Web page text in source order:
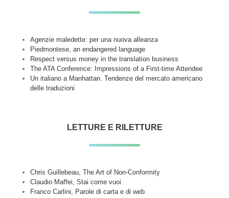
Agenzie maledette: per una nuova alleanza
Piedmontese, an endangered language
Respect versus money in the translation business
The ATA Conference: Impressions of a First-time Attendee
Un italiano a Manhattan. Tendenze del mercato americano
delle traduzioni
LETTURE E RILETTURE
Chris Guillebeau, The Art of Non-Conformity
Claudio Maffei, Stai come vuoi
Franco Carlini, Parole di carta e di web